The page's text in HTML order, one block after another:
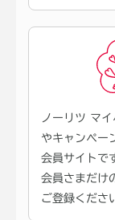
ノーリツ マ
やキャンペー
会員サイトで
会員さまだけ
ご登録くださ